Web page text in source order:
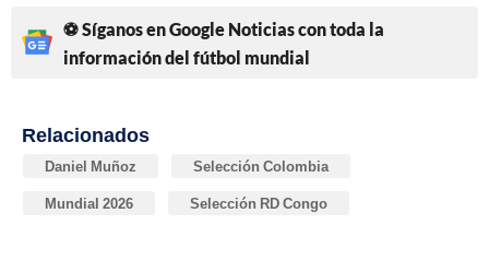
⚽ Síganos en Google Noticias con toda la
información del fútbol mundial
Relacionados
Daniel Muñoz Selección Colombia
Mundial 2026 Selección RD Congo